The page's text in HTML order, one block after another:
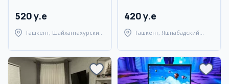
520 y.e
Ташкент, Шайхантахурский
420 y.e
Ташкент, Яшнабадский